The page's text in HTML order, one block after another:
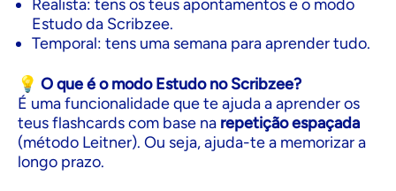
Realista: tens os teus apontamentos e o modo
Estudo da Scribzee.
Temporal: tens uma semana para aprender tudo.
💡 O que é o modo Estudo no Scribzee?
É uma funcionalidade que te ajuda a aprender os
teus flashcards com base na repetição espaçada
(método Leitner). Ou seja, ajuda-te a memorizar a
longo prazo.